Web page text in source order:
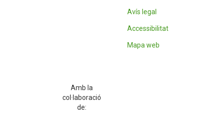
Avís legal
Accessibilitat
Mapa web
Amb la
col·laboració
de: